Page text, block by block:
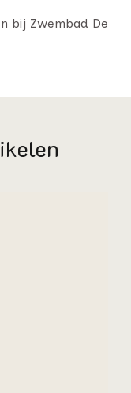
bij Zwembad De